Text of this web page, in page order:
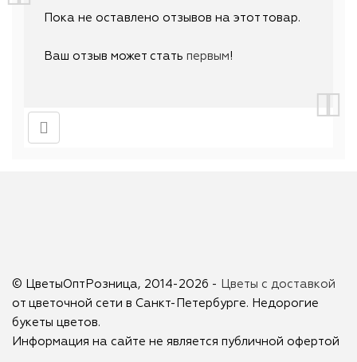
Пока не оставлено отзывов на этот товар.
Ваш отзыв может стать первым!
© ЦветыОптРозница, 2014-2026 - Цветы с доставкой
от цветочной сети в Санкт-Петербурге. Недорогие
букеты цветов.
Информация на сайте не является публичной офертой